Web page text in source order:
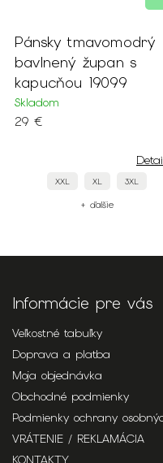
Pánsky tmavomodrý
bavlnený župan s
kapucňou 19099
Skladom
29 €
XXL XL 3XL
+ ďalšie
Informácie pre vás
Veľkostné tabuľky
Doprava a platba
Moja objednávka
Obchodné podmienky
Podmienky ochrany
VRÁTENIE / REKLAMÁCIA